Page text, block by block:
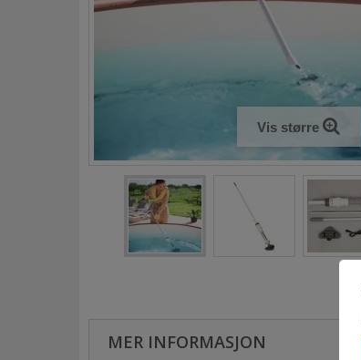
Vis større
MER INFORMASJON